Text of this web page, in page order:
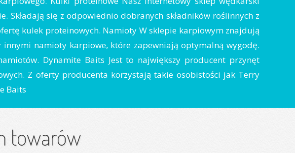
się z odpowiednio dobranych składników roślinnych z
kulek proteinowych. Namioty W sklepie karpiowym znajdują
namioty karpiowe, które zapewniają optymalną wygodę.
Dynamite Baits Jest to największy producent przynęt
Z oferty producenta korzystają takie osobistości jak Terry
Baits
towarów